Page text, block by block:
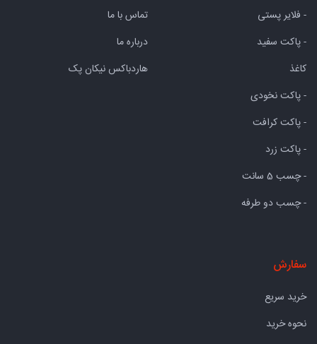
- فلایر پستی
- پاکت سفید
کاغذ
- پاکت نخودی
- پاکت کرافت
- پاکت زرد
- چسب 5 سانت
- چسب دو طرفه
تماس با ما
درباره ما
هاردباکس نیکان پک
سفارش
خرید سریع
نحوه خرید